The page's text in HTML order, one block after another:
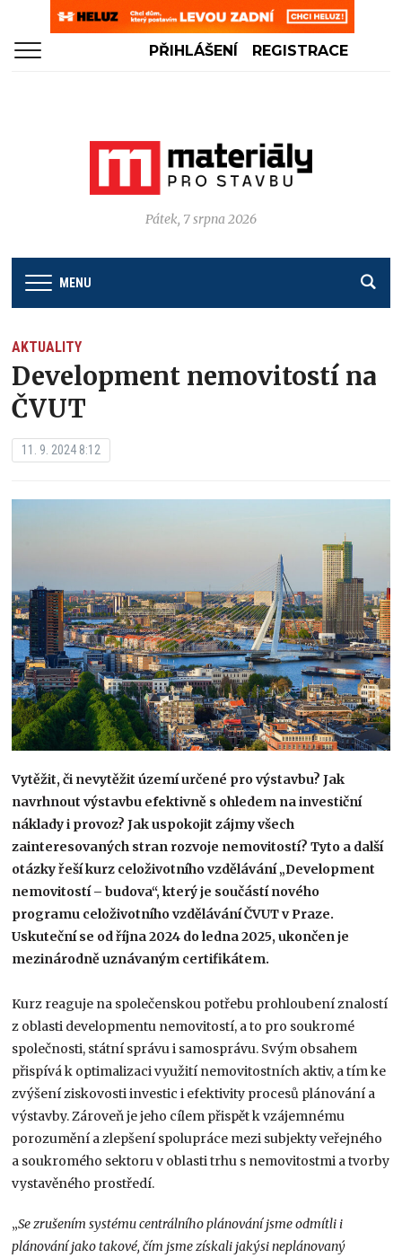
PŘIHLÁŠENÍ REGISTRACE
Pátek, 7 srpna 2026
MENU
AKTUALITY
Development nemovitostí na
ČVUT
11. 9. 2024 8:12
Vytěžit, či nevytěžit území určené pro výstavbu? Jak
navrhnout výstavbu efektivně s ohledem na investiční
náklady i provoz? Jak uspokojit zájmy všech
zainteresovaných stran rozvoje nemovitostí? Tyto a další
otázky řeší kurz celoživotního vzdělávání „Development
nemovitostí – budova“, který je součástí nového
programu celoživotního vzdělávání ČVUT v Praze.
Uskuteční se od října 2024 do ledna 2025, ukončen je
mezinárodně uznávaným certifikátem.
Kurz reaguje na společenskou potřebu prohloubení znalostí
z oblasti developmentu nemovitostí, a to pro soukromé
společnosti, státní správu i samosprávu. Svým obsahem
přispívá k optimalizaci využití nemovitostních aktiv, a tím ke
zvýšení ziskovosti investic i efektivity procesů plánování a
výstavby. Zároveň je jeho cílem přispět k vzájemnému
porozumění a zlepšení spolupráce mezi subjekty veřejného
a soukromého sektoru v oblasti trhu s nemovitostmi a tvorby
vystavěného prostředí.
„Se zrušením systému centrálního plánování jsme odmítli i
plánování jako takové, čím jsme získali jakýsi neplánovaný